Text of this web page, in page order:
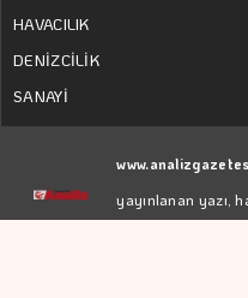
HAVACILIK
DENİZCİLİK
SANAYİ
yayınlanan yazı,